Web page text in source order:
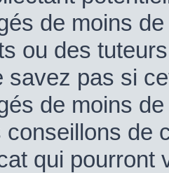
de moins
ou des
savez pas si
de moins
conseillons de
qui pourront